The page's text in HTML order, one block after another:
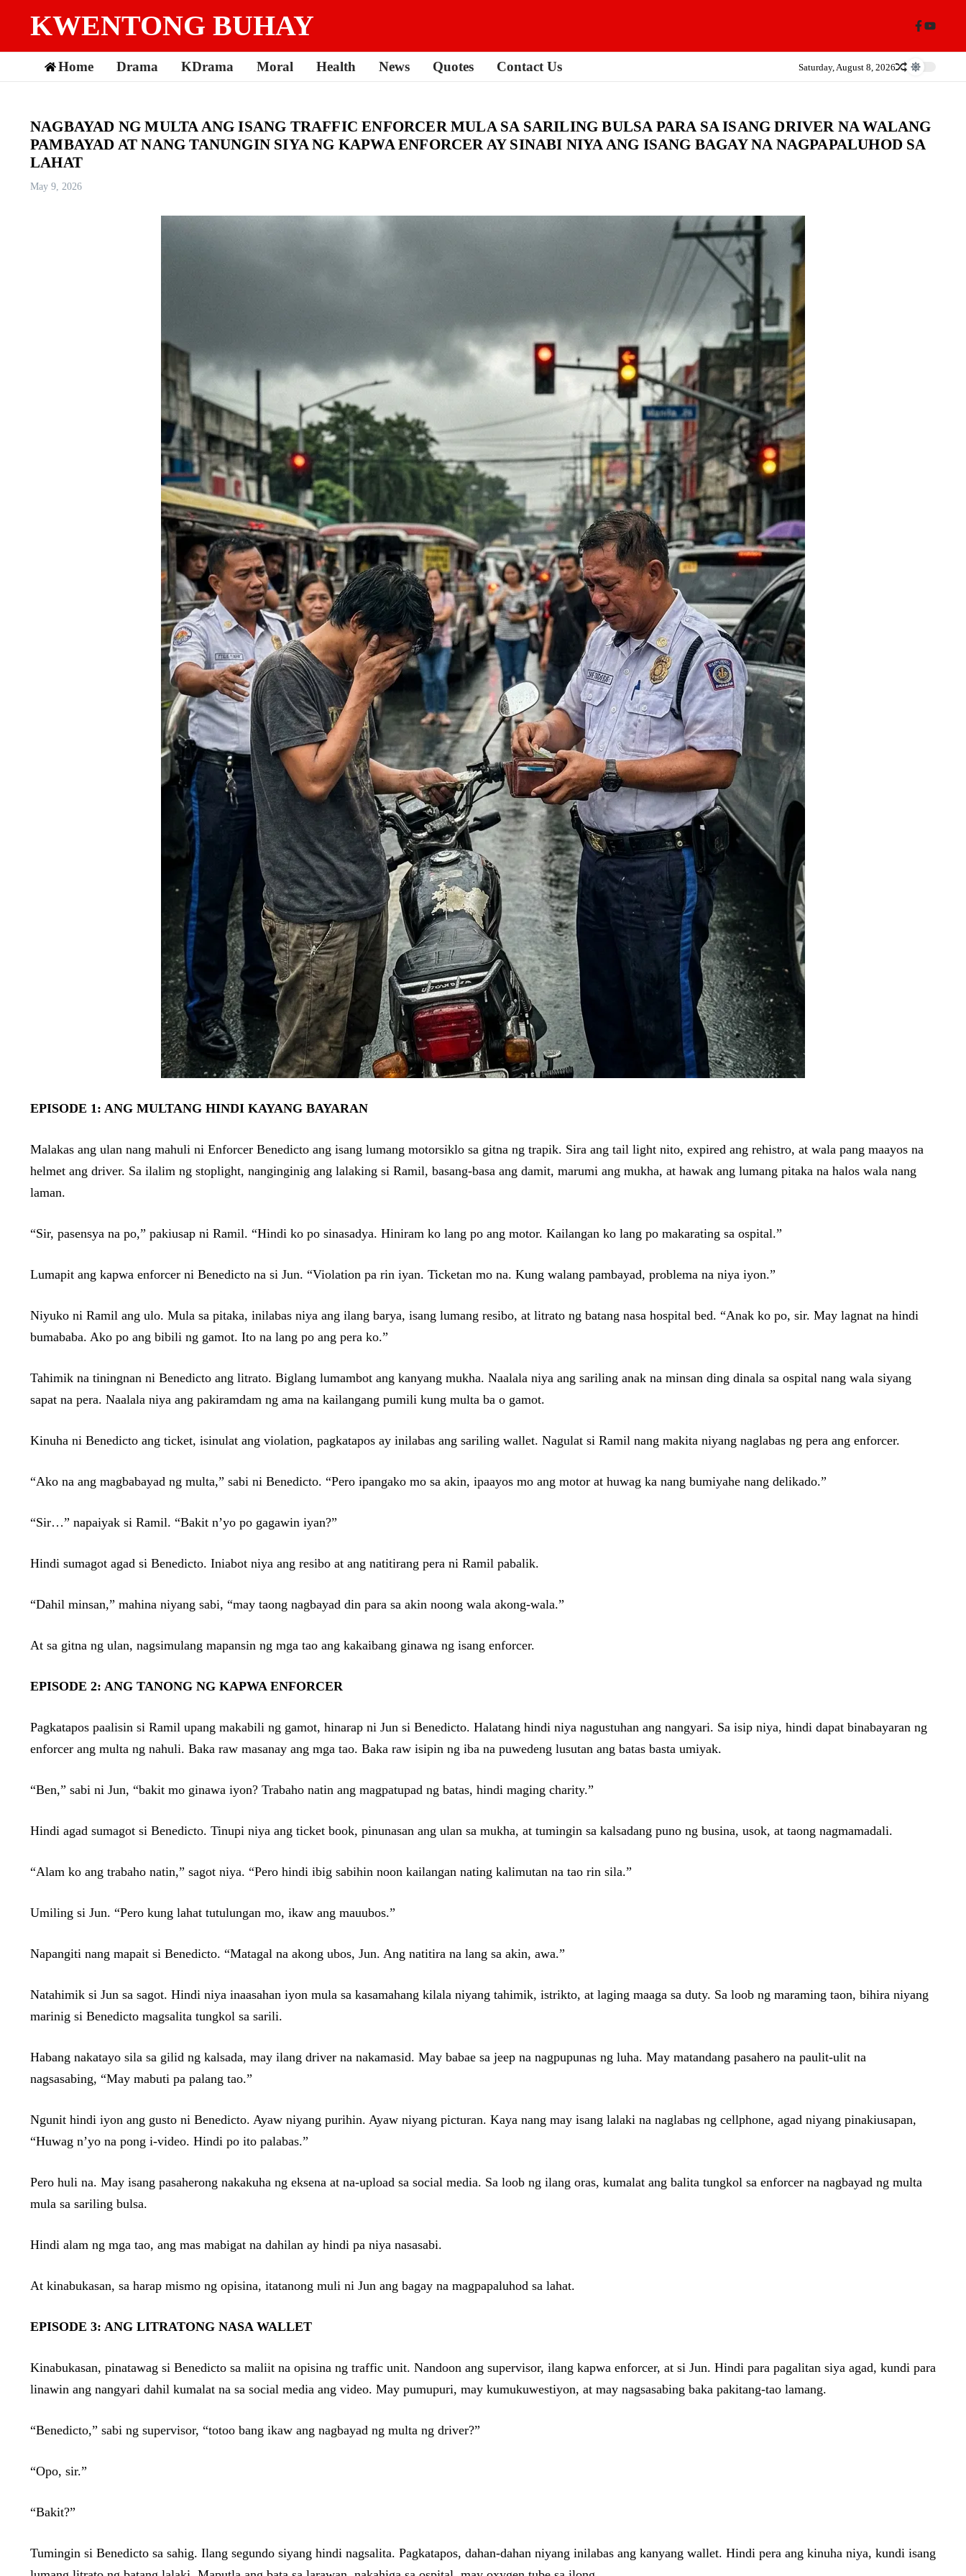
KWENTONG BUHAY
Home Drama KDrama Moral Health News Quotes Contact Us Saturday, August 8, 2026
NAGBAYAD NG MULTA ANG ISANG TRAFFIC ENFORCER MULA SA SARILING BULSA PARA SA ISANG DRIVER NA WALANG
PAMBAYAD AT NANG TANUNGIN SIYA NG KAPWA ENFORCER AY SINABI NIYA ANG ISANG BAGAY NA NAGPAPALUHOD SA
LAHAT
May 9, 2026
EPISODE 1: ANG MULTANG HINDI KAYANG BAYARAN
Malakas ang ulan nang mahuli ni Enforcer Benedicto ang isang lumang motorsiklo sa gitna ng trapik. Sira ang tail light nito, expired ang rehistro, at wala pang maayos na
helmet ang driver. Sa ilalim ng stoplight, nanginginig ang lalaking si Ramil, basang-basa ang damit, marumi ang mukha, at hawak ang lumang pitaka na halos wala nang
laman.
“Sir, pasensya na po,” pakiusap ni Ramil. “Hindi ko po sinasadya. Hiniram ko lang po ang motor. Kailangan ko lang po makarating sa ospital.”
Lumapit ang kapwa enforcer ni Benedicto na si Jun. “Violation pa rin iyan. Ticketan mo na. Kung walang pambayad, problema na niya iyon.”
Niyuko ni Ramil ang ulo. Mula sa pitaka, inilabas niya ang ilang barya, isang lumang resibo, at litrato ng batang nasa hospital bed. “Anak ko po, sir. May lagnat na hindi
bumababa. Ako po ang bibili ng gamot. Ito na lang po ang pera ko.”
Tahimik na tiningnan ni Benedicto ang litrato. Biglang lumambot ang kanyang mukha. Naalala niya ang sariling anak na minsan ding dinala sa ospital nang wala siyang
sapat na pera. Naalala niya ang pakiramdam ng ama na kailangang pumili kung multa ba o gamot.
Kinuha ni Benedicto ang ticket, isinulat ang violation, pagkatapos ay inilabas ang sariling wallet. Nagulat si Ramil nang makita niyang naglabas ng pera ang enforcer.
“Ako na ang magbabayad ng multa,” sabi ni Benedicto. “Pero ipangako mo sa akin, ipaayos mo ang motor at huwag ka nang bumiyahe nang delikado.”
“Sir…” napaiyak si Ramil. “Bakit n’yo po gagawin iyan?”
Hindi sumagot agad si Benedicto. Iniabot niya ang resibo at ang natitirang pera ni Ramil pabalik.
“Dahil minsan,” mahina niyang sabi, “may taong nagbayad din para sa akin noong wala akong-wala.”
At sa gitna ng ulan, nagsimulang mapansin ng mga tao ang kakaibang ginawa ng isang enforcer.
EPISODE 2: ANG TANONG NG KAPWA ENFORCER
Pagkatapos paalisin si Ramil upang makabili ng gamot, hinarap ni Jun si Benedicto. Halatang hindi niya nagustuhan ang nangyari. Sa isip niya, hindi dapat binabayaran ng
enforcer ang multa ng nahuli. Baka raw masanay ang mga tao. Baka raw isipin ng iba na puwedeng lusutan ang batas basta umiyak.
“Ben,” sabi ni Jun, “bakit mo ginawa iyon? Trabaho natin ang magpatupad ng batas, hindi maging charity.”
Hindi agad sumagot si Benedicto. Tinupi niya ang ticket book, pinunasan ang ulan sa mukha, at tumingin sa kalsadang puno ng busina, usok, at taong nagmamadali.
“Alam ko ang trabaho natin,” sagot niya. “Pero hindi ibig sabihin noon kailangan nating kalimutan na tao rin sila.”
Umiling si Jun. “Pero kung lahat tutulungan mo, ikaw ang mauubos.”
Napangiti nang mapait si Benedicto. “Matagal na akong ubos, Jun. Ang natitira na lang sa akin, awa.”
Natahimik si Jun sa sagot. Hindi niya inaasahan iyon mula sa kasamahang kilala niyang tahimik, istrikto, at laging maaga sa duty. Sa loob ng maraming taon, bihira niyang
marinig si Benedicto magsalita tungkol sa sarili.
Habang nakatayo sila sa gilid ng kalsada, may ilang driver na nakamasid. May babae sa jeep na nagpupunas ng luha. May matandang pasahero na paulit-ulit na
nagsasabing, “May mabuti pa palang tao.”
Ngunit hindi iyon ang gusto ni Benedicto. Ayaw niyang purihin. Ayaw niyang picturan. Kaya nang may isang lalaki na naglabas ng cellphone, agad niyang pinakiusapan,
“Huwag n’yo na pong i-video. Hindi po ito palabas.”
Pero huli na. May isang pasaherong nakakuha ng eksena at na-upload sa social media. Sa loob ng ilang oras, kumalat ang balita tungkol sa enforcer na nagbayad ng multa
mula sa sariling bulsa.
Hindi alam ng mga tao, ang mas mabigat na dahilan ay hindi pa niya nasasabi.
At kinabukasan, sa harap mismo ng opisina, itatanong muli ni Jun ang bagay na magpapaluhod sa lahat.
EPISODE 3: ANG LITRATONG NASA WALLET
Kinabukasan, pinatawag si Benedicto sa maliit na opisina ng traffic unit. Nandoon ang supervisor, ilang kapwa enforcer, at si Jun. Hindi para pagalitan siya agad, kundi para
linawin ang nangyari dahil kumalat na sa social media ang video. May pumupuri, may kumukuwestiyon, at may nagsasabing baka pakitang-tao lamang.
“Benedicto,” sabi ng supervisor, “totoo bang ikaw ang nagbayad ng multa ng driver?”
“Opo, sir.”
“Bakit?”
Tumingin si Benedicto sa sahig. Ilang segundo siyang hindi nagsalita. Pagkatapos, dahan-dahan niyang inilabas ang kanyang wallet. Hindi pera ang kinuha niya, kundi isang